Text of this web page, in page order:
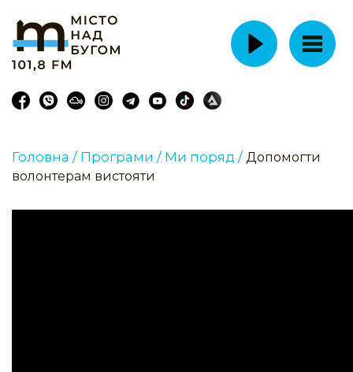
Головна / Програми / Ми поряд / Допомогти
волонтерам вистояти